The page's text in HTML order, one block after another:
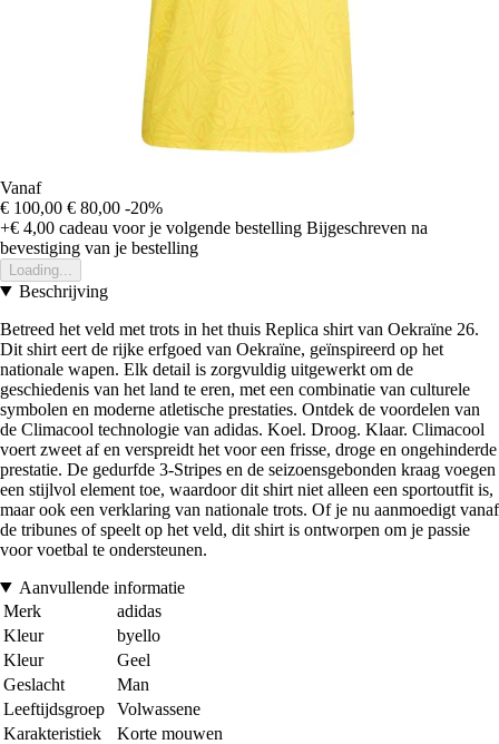
Vanaf
€ 100,00 € 80,00 -20%
+€ 4,00 cadeau voor je volgende bestelling Bijgeschreven na
bevestiging van je bestelling
Loading...
Beschrijving
Betreed het veld met trots in het thuis Replica shirt van Oekraïne 26.
Dit shirt eert de rijke erfgoed van Oekraïne, geïnspireerd op het
nationale wapen. Elk detail is zorgvuldig uitgewerkt om de
geschiedenis van het land te eren, met een combinatie van culturele
symbolen en moderne atletische prestaties. Ontdek de voordelen van
de Climacool technologie van adidas. Koel. Droog. Klaar. Climacool
voert zweet af en verspreidt het voor een frisse, droge en ongehinderde
prestatie. De gedurfde 3-Stripes en de seizoensgebonden kraag voegen
een stijlvol element toe, waardoor dit shirt niet alleen een sportoutfit is,
maar ook een verklaring van nationale trots. Of je nu aanmoedigt vanaf
de tribunes of speelt op het veld, dit shirt is ontworpen om je passie
voor voetbal te ondersteunen.
Aanvullende informatie
Merk
adidas
Kleur
byello
Kleur
Geel
Geslacht
Man
Leeftijdsgroep
Volwassene
Karakteristiek
Korte mouwen